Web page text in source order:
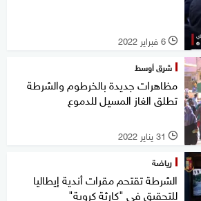
l 6 فبراير 2022
شرق أوسط
مظاهرات جديدة بالخرطوم والشرطة
تطلق الغاز المسيل للدموع
l 31 يناير 2022
رياضة
الشرطة تقتحم مقرات أندية إيطاليا
للتحقيق في "كارثة كروية"